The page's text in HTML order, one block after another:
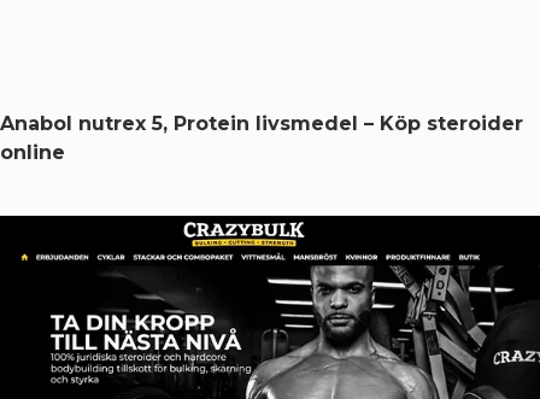
Anabol nutrex 5, Protein livsmedel – Köp steroider
online